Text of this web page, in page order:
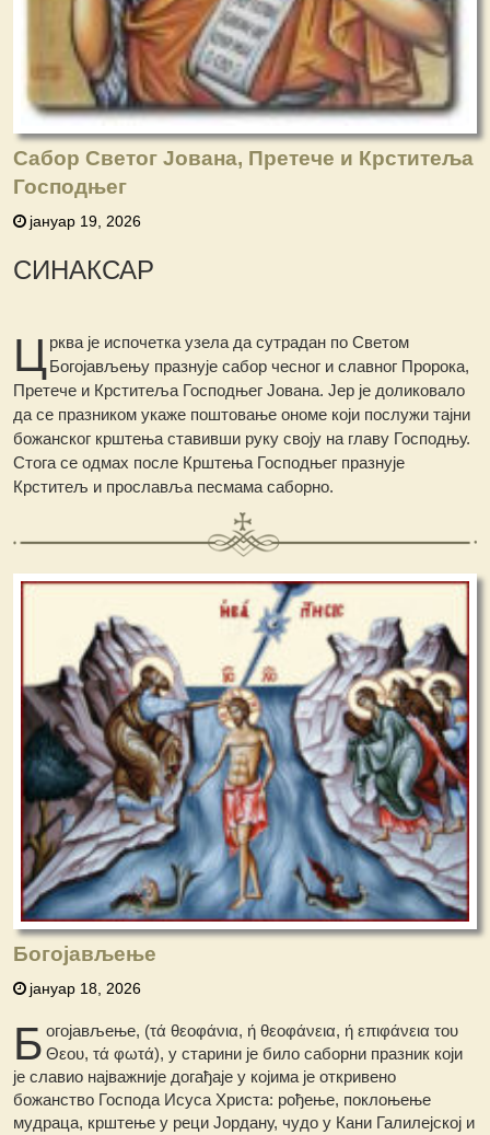
Сабор Светог Јована, Претече и Крститеља
Господњег
јануар 19, 2026
СИНАКСАР
Црква је испочетка узела да сутрадан пo Светом
Богојављењу празнује сабор чесног и славног Пророка,
Претече и Крститеља Господњег Јована. Јер је доликовало
да се празником укаже поштовање ономе који послужи тајни
божанског крштења ставивши руку своју на главу Господњу.
Стога се одмах после Крштења Господњег празнује
Крститељ и прославља песмама саборно.
Богојављење
јануар 18, 2026
Б огојављење, (τά θεοφάνια, ή θεοφάνεια, ή επιφάνεια του
Θεου, τά φωτά), у старини је било саборни празник који
је славио најважније догађаје у којима је откривено
божанство Господа Исуса Христа: рођење, поклоњење
мудраца, крштење у реци Јордану, чудо у Кани Галилејској и